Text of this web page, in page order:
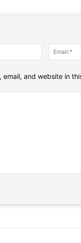
Name:*
email, and website in